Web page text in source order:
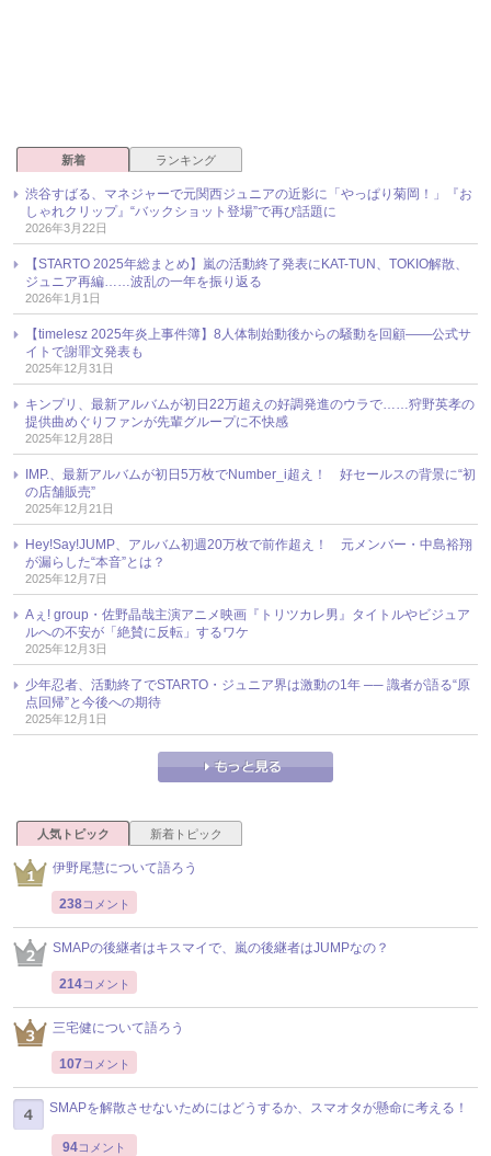
新着 ランキング
渋谷すばる、マネジャーで元関西ジュニアの近影に「やっぱり菊岡！」『お
しゃれクリップ』“バックショット登場”で再び話題に
2026年3月22日
【STARTO 2025年総まとめ】嵐の活動終了発表にKAT-TUN、TOKIO解散、
ジュニア再編……波乱の一年を振り返る
2026年1月1日
【timelesz 2025年炎上事件簿】8人体制始動後からの騒動を回顧――公式サ
イトで謝罪文発表も
2025年12月31日
キンプリ、最新アルバムが初日22万超えの好調発進のウラで……狩野英孝の
提供曲めぐりファンが先輩グループに不快感
2025年12月28日
IMP.、最新アルバムが初日5万枚でNumber_i超え！ 好セールスの背景に“初
の店舗販売”
2025年12月21日
Hey!Say!JUMP、アルバム初週20万枚で前作超え！ 元メンバー・中島裕翔
が漏らした“本音”とは？
2025年12月7日
Aぇ! group・佐野晶哉主演アニメ映画『トリツカレ男』タイトルやビジュア
ルへの不安が「絶賛に反転」するワケ
2025年12月3日
少年忍者、活動終了でSTARTO・ジュニア界は激動の1年 ── 識者が語る“原
点回帰”と今後への期待
2025年12月1日
人気トピック 新着トピック
伊野尾慧について語ろう
238コメント
SMAPの後継者はキスマイで、嵐の後継者はJUMPなの？
214コメント
三宅健について語ろう
107 コメント
SMAPを解散させないためにはどうするか、スマオタが懸命に考える！
94コメント